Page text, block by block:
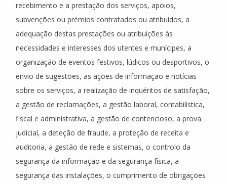
recebimento e a prestação dos serviços, apoios,
subvenções ou prémios contratados ou atribuídos, a
adequação destas prestações ou atribuições às
necessidades e interesses dos utentes e munícipes, a
organização de eventos festivos, lúdicos ou desportivos, o
envio de sugestões, as ações de informação e notícias
sobre os serviços, a realização de inquéritos de satisfação,
a gestão de reclamações, a gestão laboral, contabilística,
fiscal e administrativa, a gestão de contencioso, a prova
judicial, a deteção de fraude, a proteção de receita e
auditoria, a gestão de rede e sistemas, o controlo da
segurança da informação e da segurança física, a
segurança das instalações, o cumprimento de obrigações